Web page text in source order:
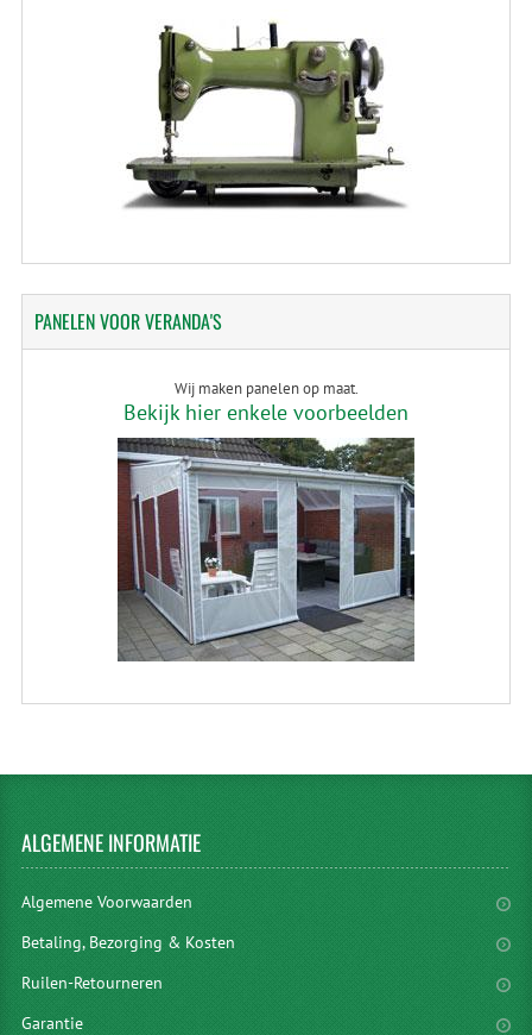
PANELENVOOR VERANDA'S
Wij maken panelen op maat.
Bekijk hier enkele voorbeelden
ALGEMENEINFORMATIE
Algemene Voorwaarden
Betaling, Bezorging & Kosten
Ruilen-Retourneren
Garantie